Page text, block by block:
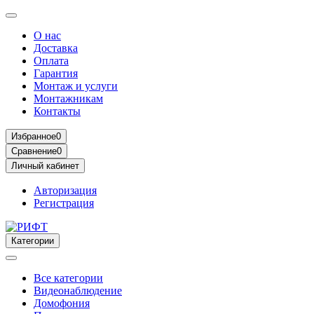
О нас
Доставка
Оплата
Гарантия
Монтаж и услуги
Монтажникам
Контакты
Избранное0
Сравнение0
Личный кабинет
Авторизация
Регистрация
Категории
Все категории
Видеонаблюдение
Домофония